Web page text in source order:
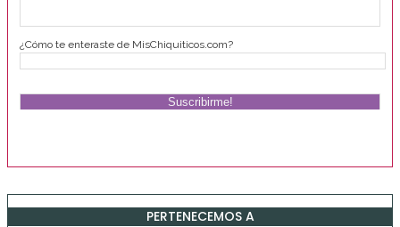
¿Cómo te enteraste de MisChiquiticos.com?
PERTENECEMOS A